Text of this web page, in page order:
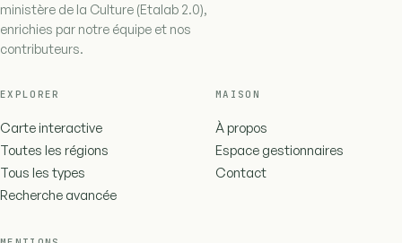
ministère de la Culture (Etalab 2.0),
enrichies par notre équipe et nos
contributeurs.
EXPLORER
Carte interactive
Toutes les régions
Tous les types
Recherche avancée
MAISON
À propos
Espace gestionnaires
Contact